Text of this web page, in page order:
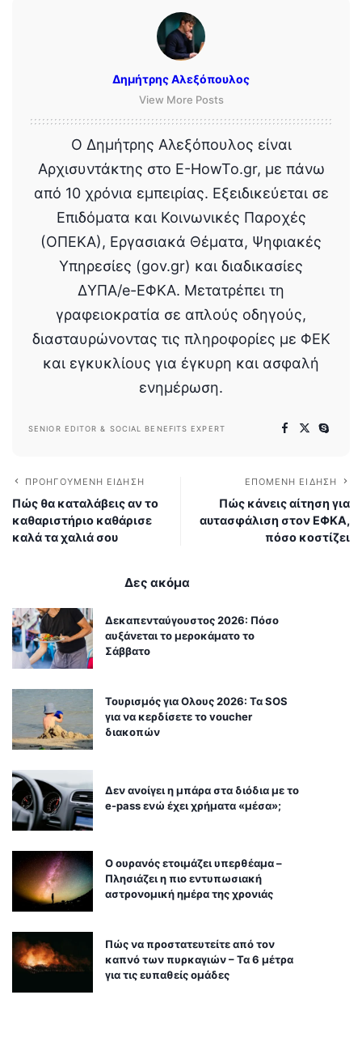
Δημήτρης Αλεξόπουλος
View More Posts
Ο Δημήτρης Αλεξόπουλος είναι
Αρχισυντάκτης στο E-HowTo.gr, με πάνω
από 10 χρόνια εμπειρίας. Εξειδικεύεται σε
Επιδόματα και Κοινωνικές Παροχές
(ΟΠΕΚΑ), Εργασιακά Θέματα, Ψηφιακές
Υπηρεσίες (gov.gr) και διαδικασίες
ΔΥΠΑ/e-ΕΦΚΑ. Μετατρέπει τη
γραφειοκρατία σε απλούς οδηγούς,
διασταυρώνοντας τις πληροφορίες με ΦΕΚ
και εγκυκλίους για έγκυρη και ασφαλή
ενημέρωση.
SENIOR EDITOR & SOCIAL BENEFITS EXPERT
ΠΡΟΗΓΟΎΜΕΝΗ ΕΊΔΗΣΗ
Πώς θα καταλάβεις αν το
καθαριστήριο καθάρισε
καλά τα χαλιά σου
ΕΠΌΜΕΝΗ ΕΊΔΗΣΗ
Πώς κάνεις αίτηση για
αυτασφάλιση στον ΕΦΚΑ,
πόσο κοστίζει
Δες ακόμα
Δεκαπενταύγουστος 2026: Πόσο
αυξάνεται το μεροκάματο το
Σάββατο
Τουρισμός για Ολους 2026: Τα SOS
για να κερδίσετε το voucher
διακοπών
Δεν ανοίγει η μπάρα στα διόδια με το
e-pass ενώ έχει χρήματα «μέσα»;
Ο ουρανός ετοιμάζει υπερθέαμα –
Πλησιάζει η πιο εντυπωσιακή
αστρονομική ημέρα της χρονιάς
Πώς να προστατευτείτε από τον
καπνό των πυρκαγιών – Τα 6 μέτρα
για τις ευπαθείς ομάδες